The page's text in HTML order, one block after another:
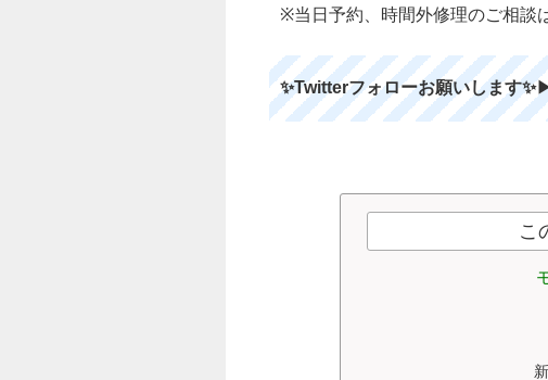
※当日予約、時間外修理のご相談
✨Twitterフォローお願いします✨
こ